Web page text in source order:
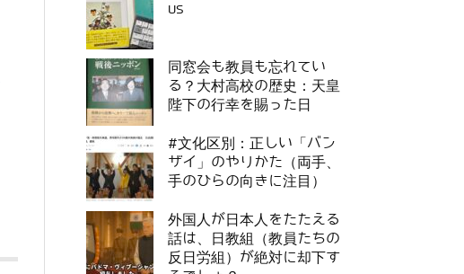
us
同窓会も教員も忘れてい
る？大村高校の歴史：天皇
陛下の行幸を賜った日
#文化区別：正しい「バン
ザイ」のやりかた（両手、
手のひらの向きに注目）
外国人が日本人をたたえる
話は、日教組（教員たちの
反日労組）が絶対に却下す